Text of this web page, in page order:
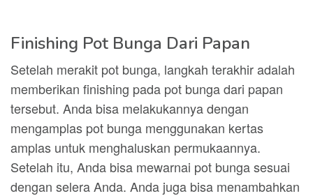
Finishing Pot Bunga Dari Papan
Setelah merakit pot bunga, langkah terakhir adalah
memberikan finishing pada pot bunga dari papan
tersebut. Anda bisa melakukannya dengan
mengamplas pot bunga menggunakan kertas
amplas untuk menghaluskan permukaannya.
Setelah itu, Anda bisa mewarnai pot bunga sesuai
dengan selera Anda. Anda juga bisa menambahkan